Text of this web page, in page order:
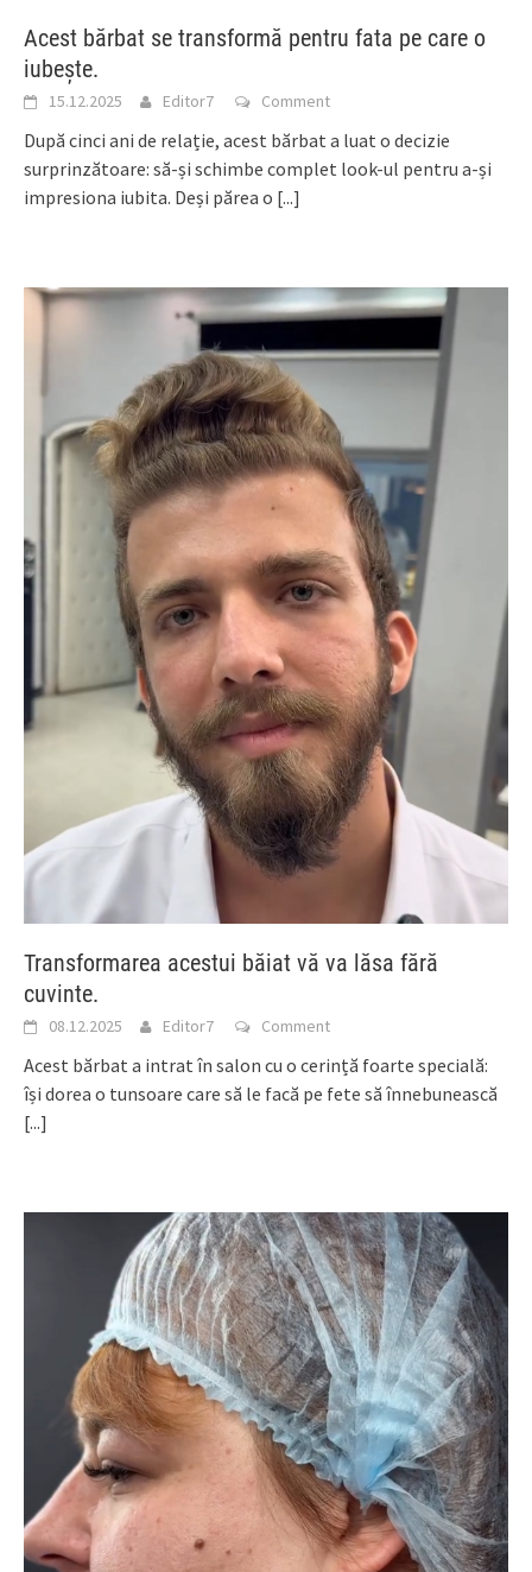
Acest bărbat se transformă pentru fata pe care o
iubește.
15.12.2025 Editor7 Comment
După cinci ani de relație, acest bărbat a luat o decizie
surprinzătoare: să-și schimbe complet look-ul pentru a-și
impresiona iubita. Deși părea o [...]
Transformarea acestui băiat vă va lăsa fără
cuvinte.
08.12.2025 Editor7 Comment
Acest bărbat a intrat în salon cu o cerință foarte specială:
își dorea o tunsoare care să le facă pe fete să înnebunească
[...]